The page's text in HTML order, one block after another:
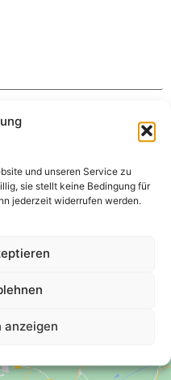
und unseren Service zu
sie stellt keine Bedingung für
jederzeit widerrufen werden.
anzeigen